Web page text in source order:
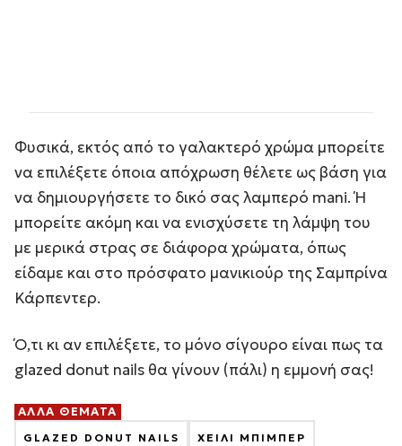
Φυσικά, εκτός από το γαλακτερό χρώμα μπορείτε
να επιλέξετε όποια απόχρωση θέλετε ως βάση για
να δημιουργήσετε το δικό σας λαμπερό mani. Ή
μπορείτε ακόμη και να ενισχύσετε τη λάμψη του
με μερικά στρας σε διάφορα χρώματα, όπως
είδαμε και στο πρόσφατο μανικιούρ της Σαμπρίνα
Κάρπεντερ.
Ό,τι κι αν επιλέξετε, το μόνο σίγουρο είναι πως τα
glazed donut nails θα γίνουν (πάλι) η εμμονή σας!
ΑΛΛΑ ΘΕΜΑΤΑ
GLAZED DONUT NAILS ΧΕΙΛΙ ΜΠΙΜΠΕΡ